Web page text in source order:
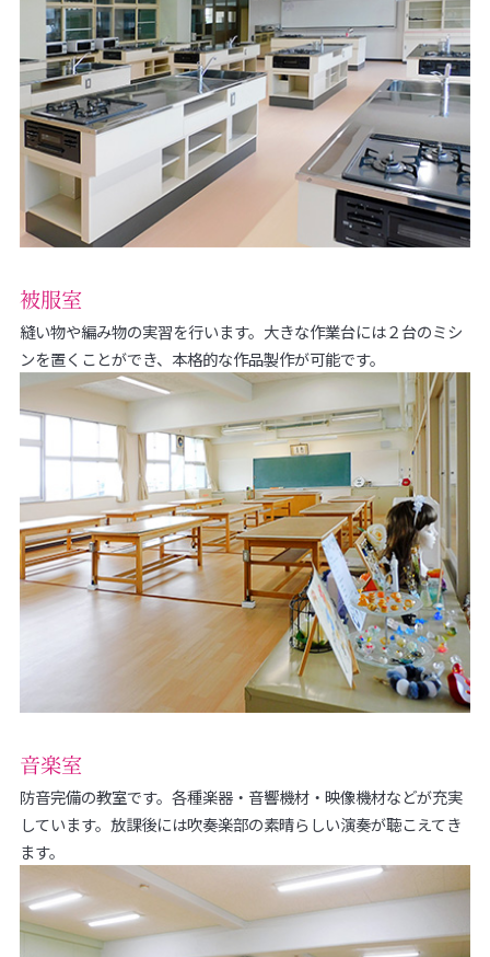
被服室
縫い物や編み物の実習を行います。大きな作業台には２台のミシ
ンを置くことができ、本格的な作品製作が可能です。
音楽室
防音完備の教室です。各種楽器・音響機材・映像機材などが充実
しています。放課後には吹奏楽部の素晴らしい演奏が聴こえてき
ます。